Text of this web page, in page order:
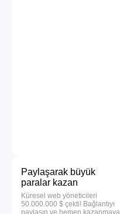
Paylaşarak büyük
paralar kazan
Küresel web yöneticileri
50.000.000 $ çekti! Bağlantıyı
paylaşın ve hemen kazanmaya